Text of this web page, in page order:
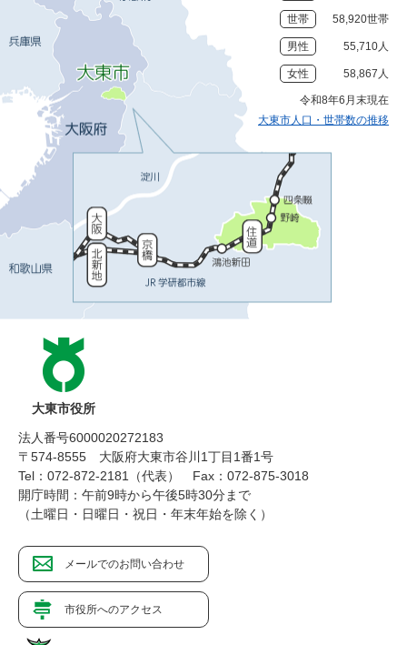
世帯 58,920世帯
男性 55,710人
女性 58,867人
令和8年6月末現在
大東市人口・世帯数の推移
大東市役所
法人番号6000020272183
〒574-8555 大阪府大東市谷川1丁目1番1号
Tel：072-872-2181（代表）
Fax：072-875-3018
開庁時間：午前9時から午後5時30分まで
（土曜日・日曜日・祝日・年末年始を除く）
メールでのお問い合わせ
市役所へのアクセス